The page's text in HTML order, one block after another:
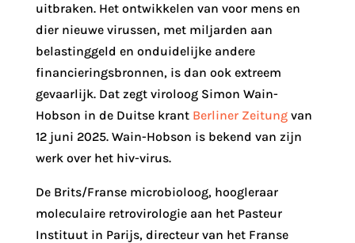
uitbraken. Het ontwikkelen van voor mens en
dier nieuwe virussen, met miljarden aan
belastinggeld en onduidelijke andere
financieringsbronnen, is dan ook extreem
gevaarlijk. Dat zegt viroloog Simon Wain-
Hobson in de Duitse krant Berliner Zeitungvan
12 juni 2025. Wain-Hobson is bekend van zijn
werk over het hiv-virus.
De Brits/Franse microbioloog, hoogleraar
moleculaire retrovirologie aan het Pasteur
Instituut in Parijs, directeur van het Franse